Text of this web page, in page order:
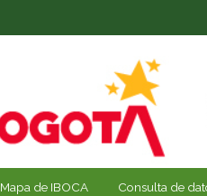
Mapa de IBOCA Consulta de